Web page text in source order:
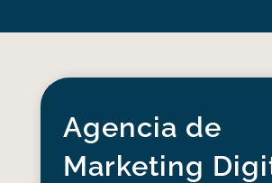
Agencia de
Marketing